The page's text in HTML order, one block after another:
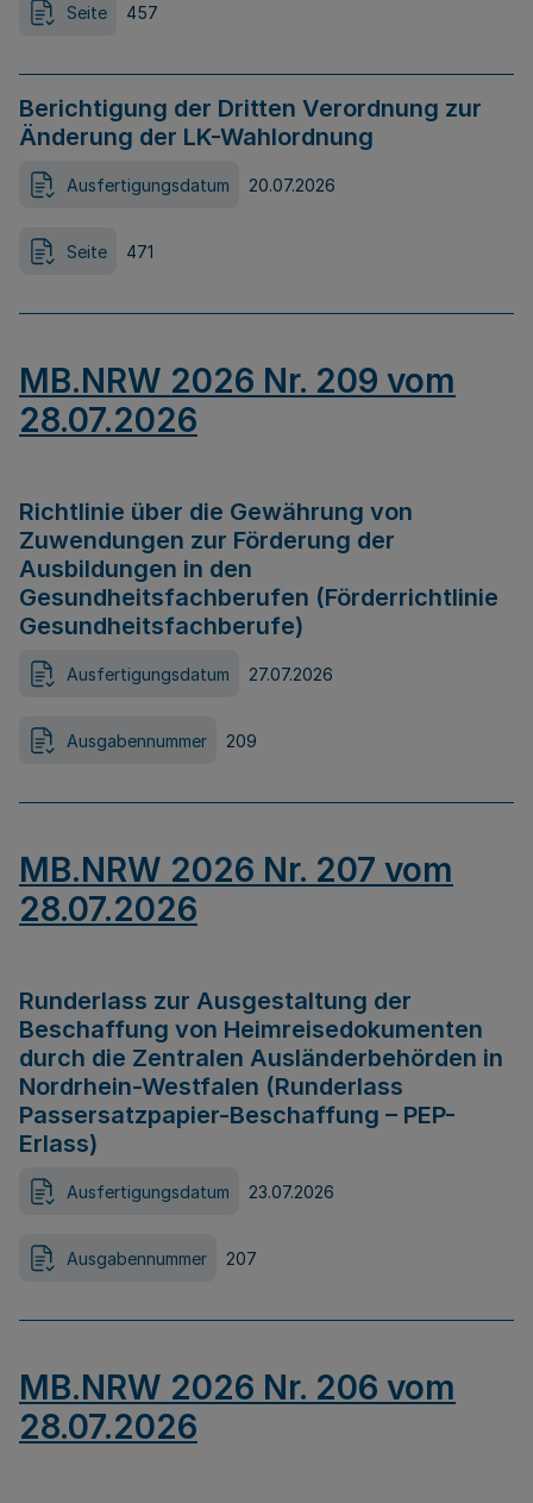
Seite 457
Berichtigung der Dritten Verordnung zur
Änderung der LK-Wahlordnung
Ausfertigungsdatum 20.07.2026
Seite 471
MB.NRW 2026 Nr. 209 vom
28.07.2026
Richtlinie über die Gewährung von
Zuwendungen zur Förderung der
Ausbildungen in den
Gesundheitsfachberufen (Förderrichtlinie
Gesundheitsfachberufe)
Ausfertigungsdatum 27.07.2026
Ausgabennummer 209
MB.NRW 2026 Nr. 207 vom
28.07.2026
Runderlass zur Ausgestaltung der
Beschaffung von Heimreisedokumenten
durch die Zentralen Ausländerbehörden in
Nordrhein-Westfalen (Runderlass
Passersatzpapier-Beschaffung – PEP-
Erlass)
Ausfertigungsdatum 23.07.2026
Ausgabennummer 207
MB.NRW 2026 Nr. 206 vom
28.07.2026